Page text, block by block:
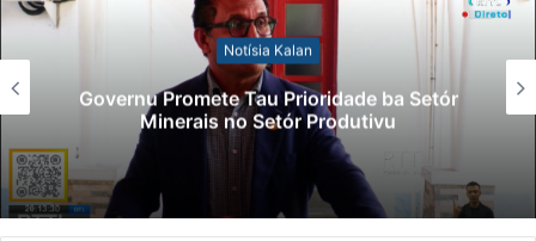
Notísia Kalan
Lei Siberseguransa Ajuda Autoridade
Polisiál Kaptura Autór Kriminozu ho
Paradeiru Iha Estranjeiru